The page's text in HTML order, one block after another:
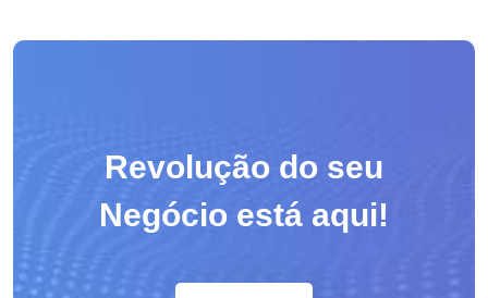
Revolução do seu
Negócio está aqui!